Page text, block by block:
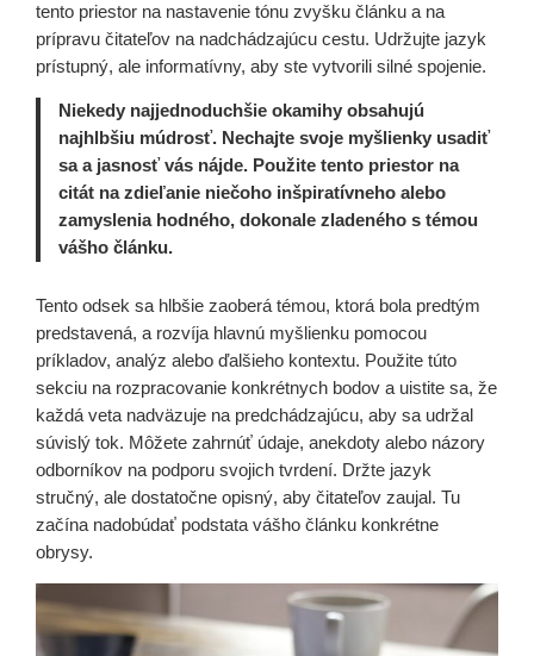
tento priestor na nastavenie tónu zvyšku článku a na
prípravu čitateľov na nadchádzajúcu cestu. Udržujte jazyk
prístupný, ale informatívny, aby ste vytvorili silné spojenie.
Niekedy najjednoduchšie okamihy obsahujú
najhlbšiu múdrosť. Nechajte svoje myšlienky usadiť
sa a jasnosť vás nájde. Použite tento priestor na
citát na zdieľanie niečoho inšpiratívneho alebo
zamyslenia hodného, dokonale zladeného s témou
vášho článku.
Tento odsek sa hlbšie zaoberá témou, ktorá bola predtým
predstavená, a rozvíja hlavnú myšlienku pomocou
príkladov, analýz alebo ďalšieho kontextu. Použite túto
sekciu na rozpracovanie konkrétnych bodov a uistite sa, že
každá veta nadväzuje na predchádzajúcu, aby sa udržal
súvislý tok. Môžete zahrnúť údaje, anekdoty alebo názory
odborníkov na podporu svojich tvrdení. Držte jazyk
stručný, ale dostatočne opisný, aby čitateľov zaujal. Tu
začína nadobúdať podstata vášho článku konkrétne
obrysy.